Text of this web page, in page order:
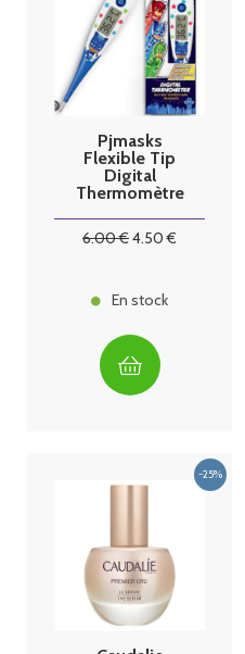
Pjmasks
Flexible Tip
Digital
Thermomètre
6.00€4.50 €
En stock